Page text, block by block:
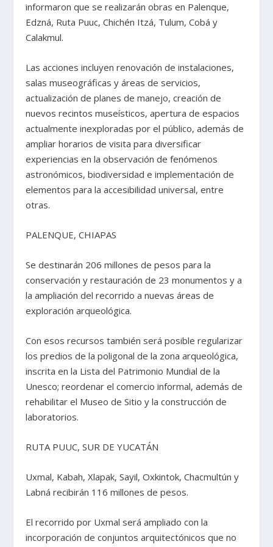
informaron que se realizarán obras en Palenque,
Edzná, Ruta Puuc, Chichén Itzá, Tulum, Cobá y
Calakmul.
Las acciones incluyen renovación de instalaciones,
salas museográficas y áreas de servicios,
actualización de planes de manejo, creación de
nuevos recintos museísticos, apertura de espacios
actualmente inexploradas por el público, además de
ampliar horarios de visita para diversificar
experiencias en la observación de fenómenos
astronómicos, biodiversidad e implementación de
elementos para la accesibilidad universal, entre
otras.
PALENQUE, CHIAPAS
Se destinarán 206 millones de pesos para la
conservación y restauración de 23 monumentos y a
la ampliación del recorrido a nuevas áreas de
exploración arqueológica.
Con esos recursos también será posible regularizar
los predios de la poligonal de la zona arqueológica,
inscrita en la Lista del Patrimonio Mundial de la
Unesco; reordenar el comercio informal, además de
rehabilitar el Museo de Sitio y la construcción de
laboratorios.
RUTA PUUC, SUR DE YUCATÁN
Uxmal, Kabah, Xlapak, Sayil, Oxkintok, Chacmultún y
Labná recibirán 116 millones de pesos.
El recorrido por Uxmal será ampliado con la
incorporación de conjuntos arquitectónicos que no